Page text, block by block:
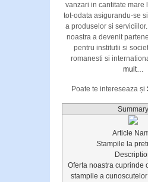
vanzari in cantitate mare
tot-odata asigurandu-se
a produselor si
noastra a devenit
pentru institutii si
romanesti si
mult…
Poate te intereseaza și
Summary
Article
Stampile la
Oferta noastra cuprinde
stampile a